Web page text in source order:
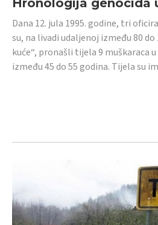
Dana 12. jula 1995. godine, tri
su, na livadi udaljenoj između 80
kuće“, pronašli tijela 9 muškaraca
između 45 do 55 godina. Tijela su